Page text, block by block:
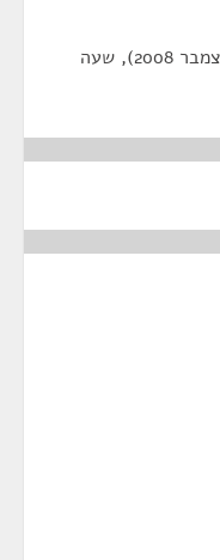
יום רביעי, כ"ז בסלו התשס"ט (24 בדצמבר 2008), שעה